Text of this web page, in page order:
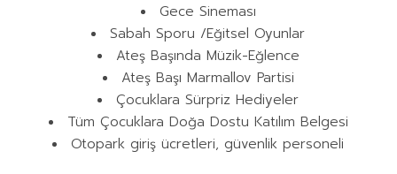
Gece Sineması
Sabah Sporu /Eğitsel Oyunlar
Ateş Başında Müzik-Eğlence
Ateş Başı Marmallov Partisi
Çocuklara Sürpriz Hediyeler
Tüm Çocuklara Doğa Dostu Katılım Belgesi
Otopark giriş ücretleri, güvenlik personeli